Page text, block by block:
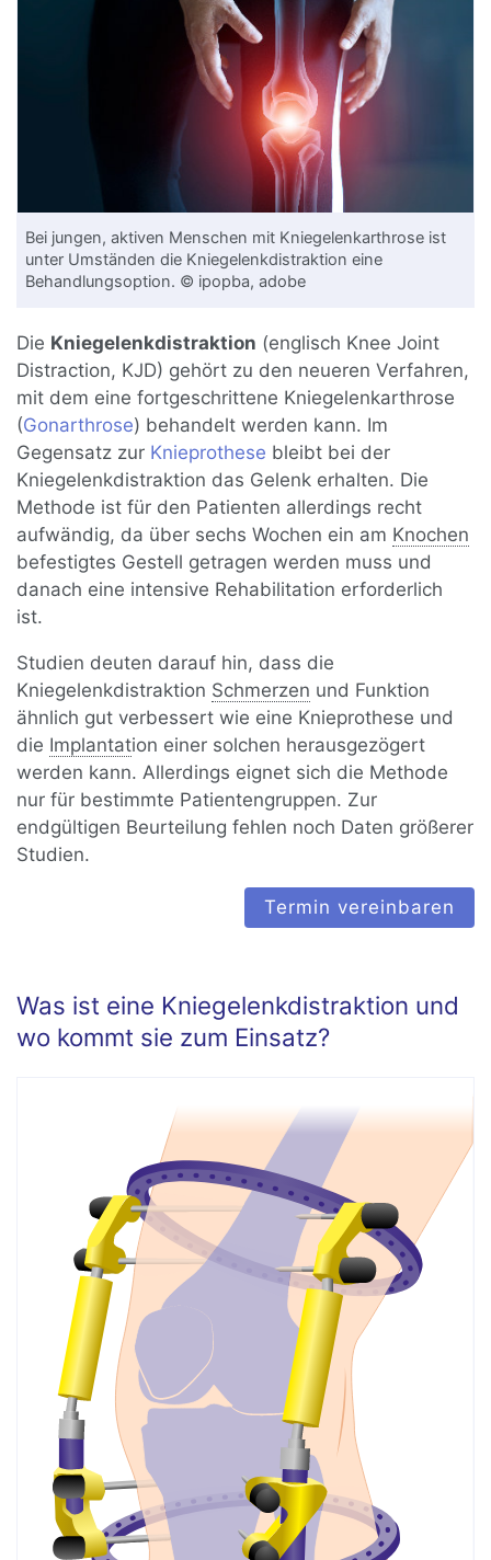
Bei jungen, aktiven Menschen mit Kniegelenkarthrose ist
unter Umständen die Kniegelenkdistraktion eine
Behandlungsoption. © ipopba, adobe
Die Kniegelenkdistraktion (englisch Knee Joint
Distraction, KJD) gehört zu den neueren Verfahren,
mit dem eine fortgeschrittene Kniegelenkarthrose
(Gonarthrose) behandelt werden kann. Im
Gegensatz zur Knieprothese bleibt bei der
Kniegelenkdistraktion das Gelenk erhalten. Die
Methode ist für den Patienten allerdings recht
aufwändig, da über sechs Wochen ein am Knochen
befestigtes Gestell getragen werden muss und
danach eine intensive Rehabilitation erforderlich
ist.
Studien deuten darauf hin, dass die
Kniegelenkdistraktion Schmerzen und Funktion
ähnlich gut verbessert wie eine Knieprothese und
die Implantation einer solchen herausgezögert
werden kann. Allerdings eignet sich die Methode
nur für bestimmte Patientengruppen. Zur
endgültigen Beurteilung fehlen noch Daten größerer
Studien.
Termin vereinbaren
Was ist eine Kniegelenkdistraktion und
wo kommt sie zum Einsatz?